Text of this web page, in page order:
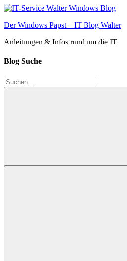
Zum
springen
Der Windows Papst – IT Blog Walter
Anleitungen & Infos rund um die IT
Blog Suche
Suchen
nach:
Suchen